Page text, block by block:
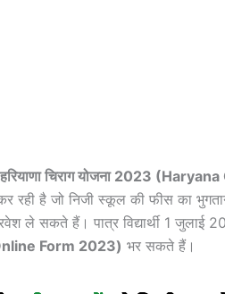
हरियाणा चिराग योजना 2023
कर रही है जो निजी स्कूल की फीस का
ले सकते हैं। पात्र विद्यार्थी 1 जुलाई
Form 2023) भर सकते हैं।